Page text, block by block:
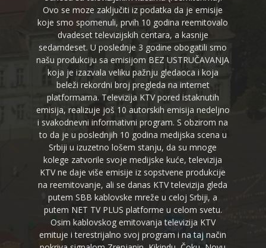
Ovo se moze zaključiti iz podatka da je emisije
koje smo spomenuli, prvih 10 godina reemitovalo
dvadeset televizijskih centara, a kasnije
sedamdeset. U poslednje 3 godine obogatili smo
našu produkciju sa emisijom BEZ USTRUČAVANJA
koja je izazvala veliku pažnju gledaoca i koja
beleži rekordni broj pregleda na internet
platformama. Televizija KTV pored istaknutih
emisija, realizuje još 10 autorskih emisija nedeljno
i svakodnevni informativni program. S obzirom na
to da je u poslednjih 10 godina medijska scena u
Srbiji u izuzetno lošem stanju, da su mnoge
kolege zatvorile svoje medijske kuće, televizija
KTV ne daje više emisije iz sopstvene produkcije
na reemitovanje, ali se danas KTV televizija gleda
putem SBB kablovske mreže u celoj Srbiji, a
putem NET TV PLUS platforme u celom svetu.
Osim kablovskog emitovanja televizija KTV
emituje i terestrijalno svoj program i na taj način